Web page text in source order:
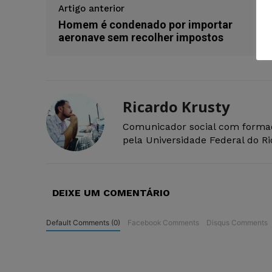
Artigo anterior
Homem é condenado por importar
aeronave sem recolher impostos
Ricardo Krusty
Comunicador social com
pela Universidade Federal do
DEIXE UM COMENTÁRIO
Default Comments (0) Facebook Comments Disqus Comments